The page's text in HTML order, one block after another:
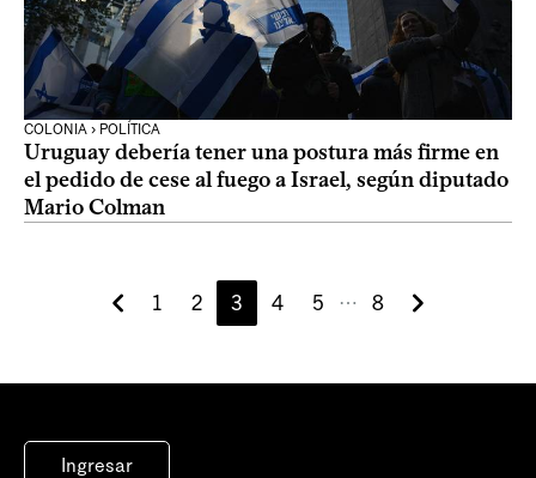
COLONIA › POLÍTICA
Uruguay debería tener una postura más firme en
el pedido de cese al fuego a Israel, según diputado
Mario Colman
1 2 3 4 5 ⋯ 8
Ingresar